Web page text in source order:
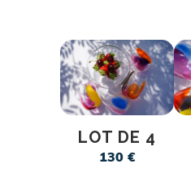
LOT DE 4
130 €